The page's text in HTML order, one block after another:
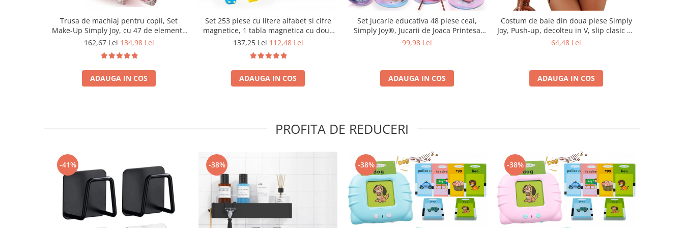
Trusa de machiaj pentru copii, Set
Make-Up Simply Joy, cu 47 de elemente
pentru make-up, rujuri, farduri, oja,
transport, pentru fetite de 3,4,5,6,7,8,9
ani
162,67 Lei134,98 Lei
ADAUGA IN COS
Set 253 piese cu litere alfabet si cifre
magnetice, 1 tabla magnetica cu doua
fete si cutie de depozitare, jucarii
137,25 Lei112,48 Lei
ADAUGA IN COS
Set jucarie educativa 48 piese ceai,
Simply Joy®, Jucarii de Joaca Printesa
pentru Petrecearea de Ceai pentru Copii
99,98 Lei
ADAUGA IN COS
Costum de baie din doua piese Simply
Joy, Push-up, decolteu in V, slip clasic cu
talie inalta si snururi laterale, negru
64,48 Lei
ADAUGA IN COS
PROFITA DE REDUCERI
-41% -38% -38% -38%